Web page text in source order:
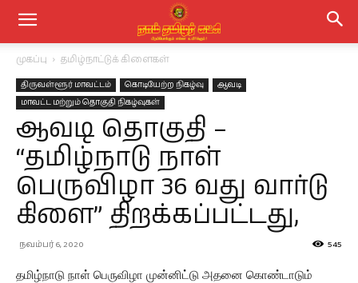
முகப்பு தமிழ்நாட்டுக் கிளைகள்
திருவள்ளூர் மாவட்டம் கொடியேற்ற நிகழ்வு
ஆவடி
மாவட்ட மற்றும் தொகுதி நிகழ்வுகள்
ஆவடி தொகுதி –
“தமிழ்நாடு நாள்
பெருவிழா 36 வது வார்டு
கிளை” திறக்கப்பட்டது,
நவம்பர் 6, 2020 545
தமிழ்நாடு நாள் பெருவிழா முன்னிட்டு அதனை கொண்டாடும்